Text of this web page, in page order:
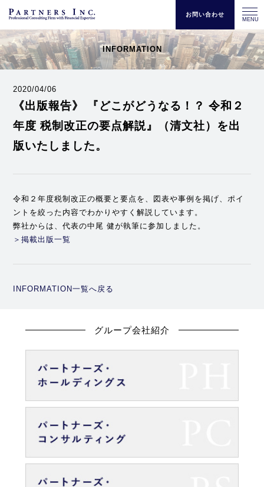
お問い合わせ
INFORMATION
2020/04/06
《出版報告》 『どこがどうなる！？ 令和２
年度 税制改正の要点解説』（清文社）を出
版いたしました。
令和２年度税制改正の概要と要点を、図表や事例を掲げ、ポイ
ントを絞った内容でわかりやすく解説しています。
弊社からは、代表の中尾 健が執筆に参加しました。
＞掲載出版一覧
INFORMATION一覧へ戻る
グループ会社紹介
MENU